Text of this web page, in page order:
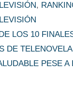
,
LOS 10
DE
PESE A